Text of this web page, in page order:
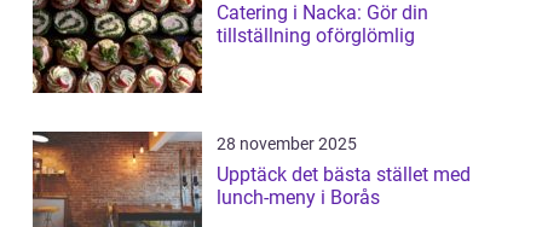
Catering i Nacka: Gör din
tillställning oförglömlig
28 november 2025
Upptäck det bästa stället med
lunch-meny i Borås